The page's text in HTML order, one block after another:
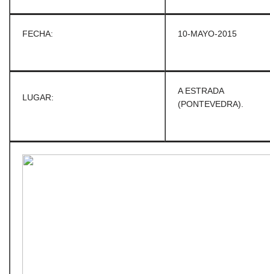
FECHA: 10-MAYO-2015
LUGAR:
A ESTRADA
(PONTEVEDRA).